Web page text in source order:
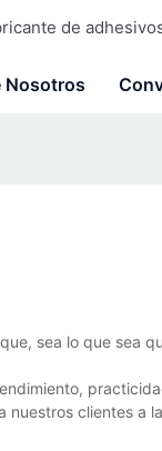
de
Nosotros
sea lo que sea
nuestros clientes a